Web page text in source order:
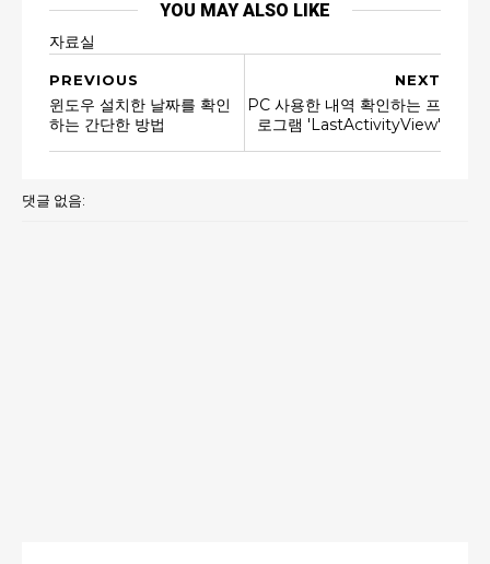
YOU MAY ALSO LIKE
자료실
NEXT
PC 사용한 내역 확인하는 프
로그램 'LastActivityView'
PREVIOUS
윈도우 설치한 날짜를 확인
하는 간단한 방법
댓글 없음: